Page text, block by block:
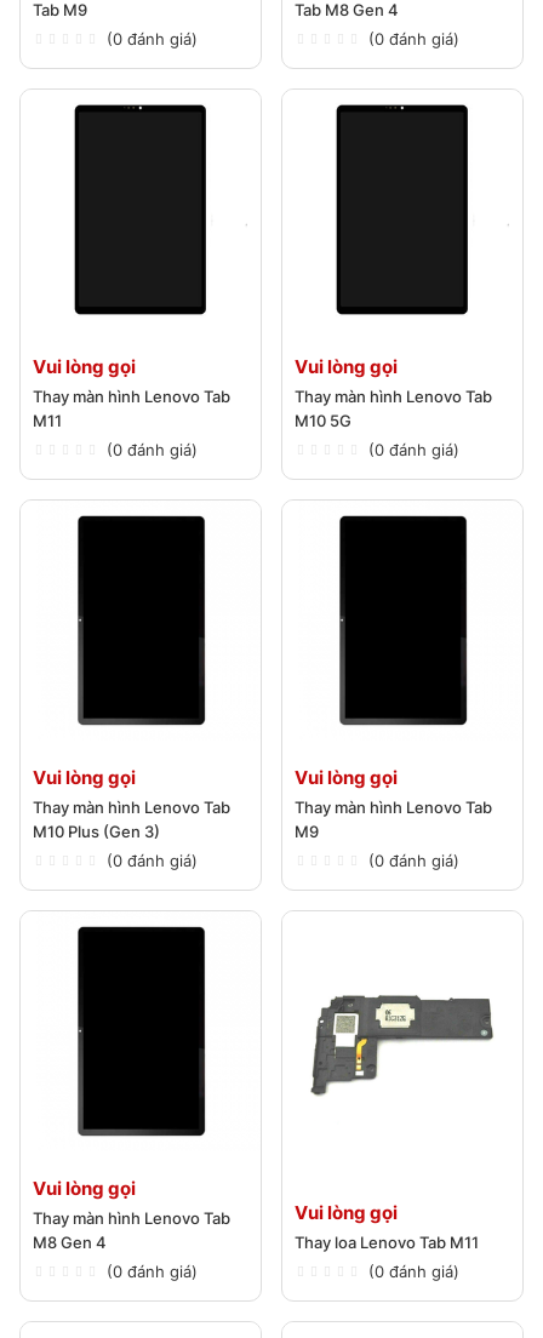
Tab M9
(0 đánh giá)
Tab M8 Gen 4
(0 đánh giá)
Vui lòng gọi
Thay màn hình Lenovo Tab
M11
(0 đánh giá)
Vui lòng gọi
Thay màn hình Lenovo Tab
M10 5G
(0 đánh giá)
Vui lòng gọi
Thay màn hình Lenovo Tab
M10 Plus (Gen 3)
(0 đánh giá)
Vui lòng gọi
Thay màn hình Lenovo Tab
M9
(0 đánh giá)
Vui lòng gọi
Thay màn hình Lenovo Tab
M8 Gen 4
(0 đánh giá)
Vui lòng gọi
Thay loa Lenovo Tab M11
(0 đánh giá)